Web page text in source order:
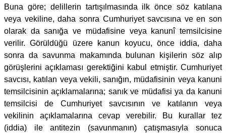
Buna göre; delillerin tartışılmasında ilk önce söz katılana
veya vekiline, daha sonra Cumhuriyet savcısına ve en son
olarak da sanığa ve müdafisine veya kanunî temsilcisine
verilir. Görüldüğü üzere kanun koyucu, önce iddia, daha
sonra da savunma makamında bulunan kişilerin söz alıp
görüşlerini açıklaması gerektiğini kabul etmiştir. Cumhuriyet
savcısı, katılan veya vekili, sanığın, müdafisinin veya kanuni
temsilcisinin açıklamalarına; sanık ve müdafisi ya da kanuni
temsilcisi de Cumhuriyet savcısının ve katılanın veya
vekilinin açıklamalarına cevap verebilir. Bu kurallar tez
(iddia) ile antitezin (savunmanın) çatışmasıyla sonuca